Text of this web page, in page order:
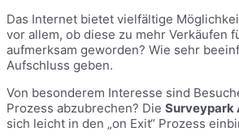
Das Internet bietet vielfältige
vor allem, ob diese zu mehr Verkäufen
aufmerksam geworden? Wie sehr
Aufschluss geben.
Von besonderem Interesse sind
Prozess abzubrechen? Die Surveypark
sich leicht in den „on Exit“ Prozess